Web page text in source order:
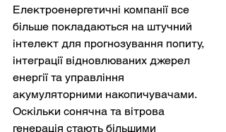
Електроенергетичні компанії все
більше покладаються на штучний
інтелект для прогнозування попиту,
інтеграції відновлюваних джерел
енергії та управління
акумуляторними накопичувачами.
Оскільки сонячна та вітрова
генерація стають більшими